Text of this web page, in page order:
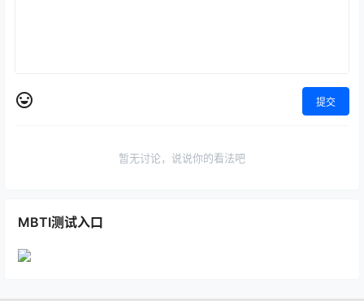
提交
暂无讨论，说说你的看法吧
MBTI测试入口